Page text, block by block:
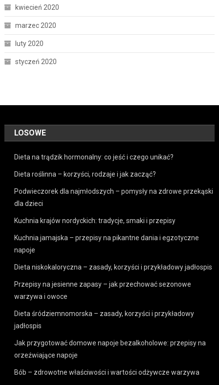
kwiecień 2020
marzec 2020
luty 2020
styczeń 2020
LOSOWE
Dieta na trądzik hormonalny: co jeść i czego unikać?
Dieta roślinna – korzyści, rodzaje i jak zacząć?
Podwieczorek dla najmłodszych – pomysły na zdrowe przekąski
dla dzieci
Kuchnia krajów nordyckich: tradycje, smaki i przepisy
Kuchnia jamajska – przepisy na pikantne dania i egzotyczne
napoje
Dieta niskokaloryczna – zasady, korzyści i przykładowy jadłospis
Przepisy na jesienne zapasy – jak przechować sezonowe
warzywa i owoce
Dieta śródziemnomorska – zasady, korzyści i przykładowy
jadłospis
Jak przygotować domowe napoje bezalkoholowe: przepisy na
orzeźwiające napoje
Bób – zdrowotne właściwości i wartości odżywcze warzywa